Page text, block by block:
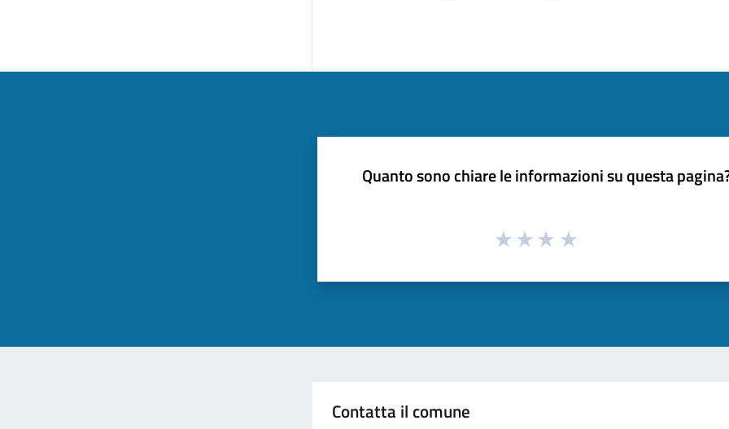
Quanto sono chiare le informazioni su questa
Contatta il comune